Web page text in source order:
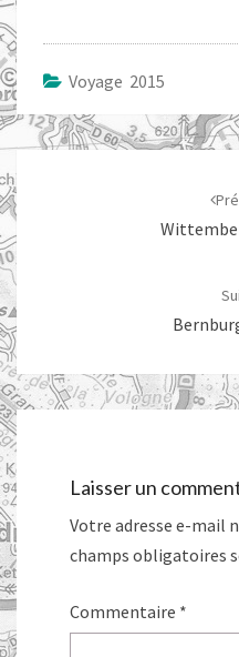
Voyage 2015
d'article
Laisser un
Votre adresse e-mail
champs obligatoires
Commentaire *